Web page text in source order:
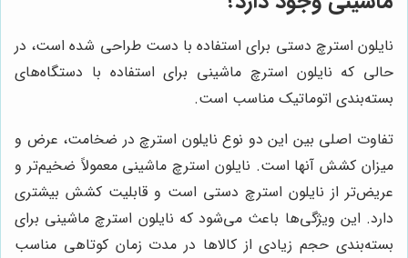
نایلون استرچ دستی برای استفاده با دست طراحی شده است، در
حالی که نایلون استرچ ماشینی برای استفاده با دستگاه‌های
بسته‌بندی اتوماتیک مناسب است.
تفاوت اصلی بین این دو نوع نایلون استرچ در ضخامت، عرض و
میزان کشش آنها است. نایلون استرچ ماشینی معمولاً ضخیم‌تر و
عریض‌تر از نایلون استرچ دستی است و قابلیت کشش بیشتری
دارد. این ویژگی‌ها باعث می‌شود که نایلون استرچ ماشینی برای
بسته‌بندی حجم زیادی از کالاها در مدت زمان کوتاهی مناسب